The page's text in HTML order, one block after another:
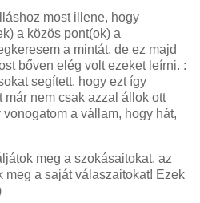
most illene, hogy
a közös pont(ok) a
a mintát, de ez majd
bőven elég volt ezeket leírni. :
segített, hogy ezt így
már nem csak azzal állok ott
a vállam, hogy hát,
meg a szokásaitokat, az
meg a saját válaszaitokat! Ezek